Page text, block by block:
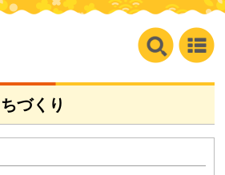
づくり